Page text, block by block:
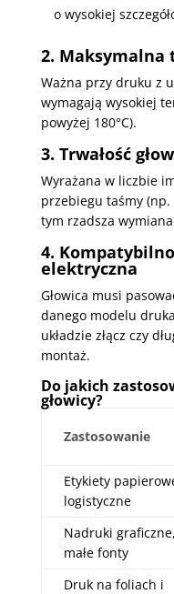
o wysokiej
2. Maksymalna
Ważna przy druku z
wymagają wysokiej
powyżej 180°C).
3. Trwałość
Wyrażana w liczbie
przebiegu taśmy (np.
tym rzadsza
4.
elektryczna
Głowica musi
danego modelu
układzie złącz czy
montaż.
Do jakich
głowicy?
Zastosowanie
Etykiety
logistyczne
Nadruki graficzne,
małe fonty
Druk na foliach i